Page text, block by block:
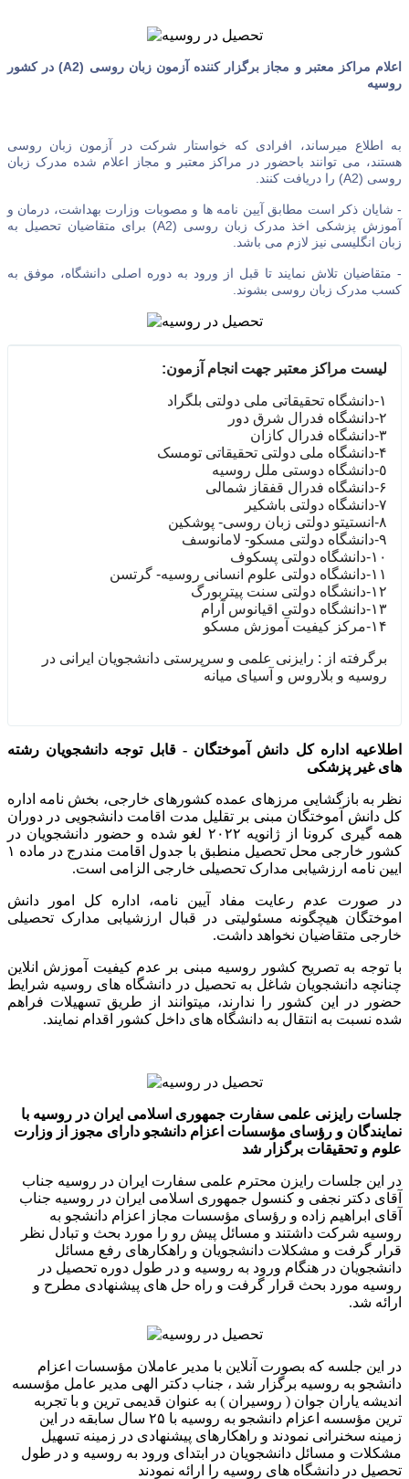
اعلام مراکز معتبر و مجاز برگزار کننده آزمون زبان روسی (A2) در کشور
روسیه
به اطلاع میرساند، افرادی که خواستار شرکت در آزمون زبان روسی
هستند، می توانند باحضور در مراکز معتبر و مجاز اعلام شده مدرک زبان
روسی (A2) را دریافت کنند.
- شایان ذکر است مطابق آیین نامه ها و مصوبات وزارت بهداشت، درمان و
آموزش پزشکی اخذ مدرک زبان روسی (A2) برای متقاضیان تحصیل به
زبان انگلیسی نیز لازم می باشد.
- متقاضیان تلاش نمایند تا قبل از ورود به دوره اصلی دانشگاه، موفق به
کسب مدرک زبان روسی بشوند.
لیست مراکز معتبر جهت انجام آزمون:
١-دانشگاه تحقیقاتی ملی دولتی بلگراد
٢-دانشگاه فدرال شرق دور
٣-دانشگاه فدرال کازان
۴-دانشگاه ملی دولتی تحقیقاتی تومسک
٥-دانشگاه دوستی ملل روسیه
۶-دانشگاه فدرال قفقاز شمالی
٧-دانشگاه دولتی باشکیر
٨-انستیتو دولتی زبان روسی- پوشکین
٩-دانشگاه دولتی مسکو- لامانوسف
١‌۰-دانشگاه دولتی پسکوف
١١-دانشگاه دولتی علوم انسانی روسیه- گرتسن
١٢-دانشگاه دولتی سنت پیتربورگ
١٣-دانشگاه دولتی اقیانوس آرام
١۴-مرکز کیفیت آموزش مسکو
برگرفته از : رایزنی علمی و سرپرستی دانشجویان ایرانی در
روسیه و بلاروس و آسیای میانه
اطلاعیه اداره کل دانش آموختگان - قابل توجه دانشجویان رشته
های غیر پزشکی
نظر به بازگشایی مرزهای عمده کشورهای خارجی، بخش نامه اداره
کل دانش آموختگان مبنی بر تقلیل مدت اقامت دانشجویی در دوران
همه گیری کرونا از ژانویه ۲۰۲۲ لغو شده و حضور دانشجویان در
کشور خارجی محل تحصیل منطبق با جدول اقامت مندرج در ماده ۱
ایین نامه ارزشیابی مدارک تحصیلی خارجی الزامی است.
در صورت عدم رعایت مفاد آیین نامه، اداره کل امور دانش
اموختگان هیچگونه مسئولیتی در قبال ارزشیابی مدارک تحصیلی
خارجی متقاضیان نخواهد داشت.
با توجه به تصریح کشور روسیه مبنی بر عدم کیفیت آموزش انلاین
چنانچه دانشجویان شاغل به تحصیل در دانشگاه های روسیه شرایط
حضور در این کشور را ندارند، میتوانند از طریق تسهیلات فراهم
شده نسبت به انتقال به دانشگاه های داخل کشور اقدام نمایند.
جلسات رایزنی علمی سفارت جمهوری اسلامی ایران در روسیه با
نمایندگان و رؤسای مؤسسات اعزام دانشجو دارای مجوز از وزارت
علوم و تحقیقات برگزار شد
در این جلسات رایزن محترم علمی سفارت ایران در روسیه جناب
آقای دکتر نجفی و کنسول جمهوری اسلامی ایران در روسیه جناب
آقای ابراهیم زاده و رؤسای مؤسسات مجاز اعزام دانشجو به
روسیه شرکت داشتند و مسائل پیش رو را مورد بحث و تبادل نظر
قرار گرفت و مشکلات دانشجویان و راهکارهای رفع مسائل
دانشجویان در هنگام ورود به روسیه و در طول دوره تحصیل در
روسیه مورد بحث قرار گرفت و راه حل های پیشنهادی مطرح و
ارائه شد.
در این جلسه که بصورت آنلاین با مدیر عاملان مؤسسات اعزام
دانشجو به روسیه برگزار شد ، جناب دکتر الهی مدیر عامل مؤسسه
اندیشه یاران جوان ( روسیران ) به عنوان قدیمی ترین و با تجربه
ترین مؤسسه اعزام دانشجو به روسیه با ۲۵ سال سابقه در این
زمینه سخنرانی نمودند و راهکارهای پیشنهادی در زمینه تسهیل
مشکلات و مسائل دانشجویان در ابتدای ورود به روسیه و در طول
تحصیل در دانشگاه های روسیه را ارائه نمودند